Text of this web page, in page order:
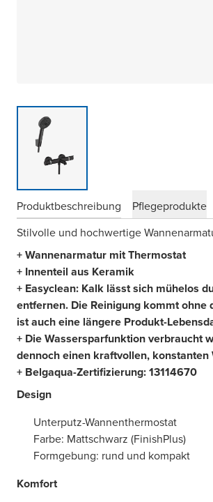
Produktbeschreibung Pflegeprodukte
Stilvolle und hochwertige
+ Wannenarmatur mit Thermostat
+ Innenteil aus Keramik
+ Easyclean: Kalk lässt sich mühelos
entfernen. Die Reinigung kommt
ist auch eine längere Produkt-
+ Die Wassersparfunktion verbraucht
dennoch einen kraftvollen, konstanten
+ Belgaqua-Zertifizierung:13114670
Design
Unterputz-Wannenthermostat
Farbe: Mattschwarz (FinishPlus)
Formgebung: rund und kompakt
Komfort